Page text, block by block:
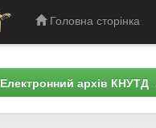
Головна сторінка
Електронний архів КНУТД